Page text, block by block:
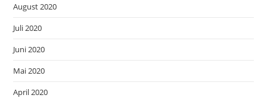
August 2020
Juli 2020
Juni 2020
Mai 2020
April 2020